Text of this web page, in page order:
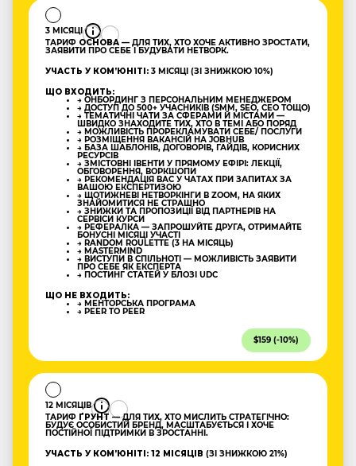
3 МІСЯЦІ
ТАРИФ ОСНОВА — ДЛЯ ТИХ, ХТО ХОЧЕ АКТИВНО ЗРОСТАТИ,
ЗАЯВИТИ ПРО СЕБЕ І БУДУВАТИ НЕТВОРК.
УЧАСТЬ У КОМʼЮНІТІ: 3 МІСЯЦІ (ЗІ ЗНИЖКОЮ 10%)
ЩО ВХОДИТЬ:
→ ОНБОРДИНГ З ПЕРСОНАЛЬНИМ МЕНЕДЖЕРОМ
→ ДОСТУП ДО 500+ УЧАСНИКІВ (SMM, SEO, CEO ТОЩО)
→ ТЕМАТИЧНІ ЧАТИ ЗА СФЕРАМИ Й МІСТАМИ —
ШВИДКО ЗНАХОДИТЕ ТИХ, ХТО В ТЕМІ АБО ПОРЯД
→ МОЖЛИВІСТЬ ПРОРЕКЛАМУВАТИ СЕБЕ/ ПОСЛУГИ
→ РОЗМІЩЕННЯ ВАКАНСІЙ НА JOBHUB
→ БАЗА ШАБЛОНІВ, ДОГОВОРІВ, ГАЙДІВ, КОРИСНИХ
РЕСУРСІВ
→ ЗМІСТОВНІ ІВЕНТИ У ПРЯМОМУ ЕФІРІ: ЛЕКЦІЇ,
ОБГОВОРЕННЯ, ВОРКШОПИ
→ РЕКОМЕНДАЦІЯ ВАС У ЧАТАХ ПРИ ЗАПИТАХ ЗА
ВАШОЮ ЕКСПЕРТИЗОЮ
→ ЩОТИЖНЕВІ НЕТВОРКІНГИ В ZOOM, НА ЯКИХ
ЗНАЙОМИТИСЯ НЕ СТРАШНО
→ ЗНИЖКИ ТА ПРОПОЗИЦІЇ ВІД ПАРТНЕРІВ НА
СЕРВІСИ КУРСИ
→ РЕФЕРАЛКА — ЗАПРОШУЙТЕ ДРУГА, ОТРИМАЙТЕ
БОНУСНІ МІСЯЦІ УЧАСТІ
→ RANDOM ROULETTE (3 НА МІСЯЦЬ)
→ MASTERMIND
→ ВИСТУПИ В СПІЛЬНОТІ — МОЖЛИВІСТЬ ЗАЯВИТИ
ПРО СЕБЕ ЯК ЕКСПЕРТА
→ ПОСТИНГ СТАТЕЙ У БЛОЗІ UDC
ЩО НЕ ВХОДИТЬ:
→ МЕНТОРСЬКА ПРОГРАМА
→ PEER TO PEER
$159 (-10%)
12 МІСЯЦІВ
ТАРИФ ҐРУНТ — ДЛЯ ТИХ, ХТО МИСЛИТЬ СТРАТЕГІЧНО:
БУДУЄ ОСОБИСТИЙ БРЕНД, МАСШТАБУЄТЬСЯ І ХОЧЕ
ПОСТІЙНОЇ ПІДТРИМКИ В ЗРОСТАННІ.
УЧАСТЬ У КОМʼЮНІТІ: 12 МІСЯЦІВ (ЗІ ЗНИЖКОЮ 21%)